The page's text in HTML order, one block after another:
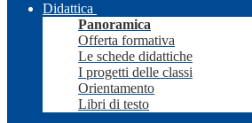
Didattica
Panoramica
Offerta formativa
Le schede didattiche
I progetti delle classi
Orientamento
Libri di testo